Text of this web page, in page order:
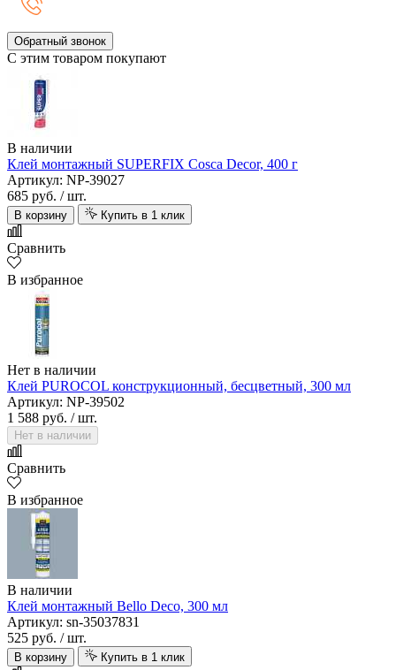
Обратный звонок
С этим товаром покупают
В наличии
Клей монтажный SUPERFIX Cosca Decor, 400 г
Артикул: NP-39027
685 руб. / шт.
В корзину Купить в 1 клик
Сравнить
В избранное
Нет в наличии
Клей PUROCOL конструкционный, бесцветный, 300 мл
Артикул: NP-39502
1 588 руб. / шт.
Нет в наличии
Сравнить
В избранное
В наличии
Клей монтажный Bello Deco, 300 мл
Артикул: sn-35037831
525 руб. / шт.
В корзину Купить в 1 клик